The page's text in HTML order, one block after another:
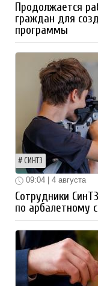
Продолжается
граждан для
программы
СИНТЗ
09:04 | 4 августа
Сотрудники
по арбалетному